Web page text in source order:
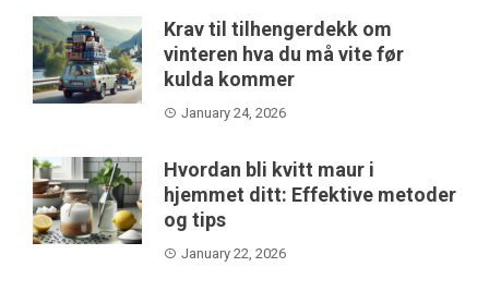
Krav til tilhengerdekk om
vinteren hva du må vite før
kulda kommer
January 24, 2026
Hvordan bli kvitt maur i
hjemmet ditt: Effektive metoder
og tips
January 22, 2026